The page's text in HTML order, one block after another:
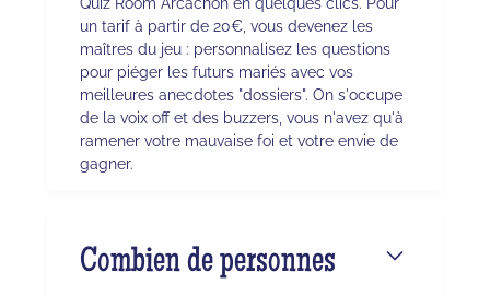
un tarif à partir de 20€, vous devenez les
maîtres du jeu : personnalisez les questions
pour piéger les futurs mariés avec vos
meilleures anecdotes "dossiers". On s'occupe
de la voix off et des buzzers, vous n'avez qu'à
ramener votre mauvaise foi et votre envie de
gagner.
Combien de personnes